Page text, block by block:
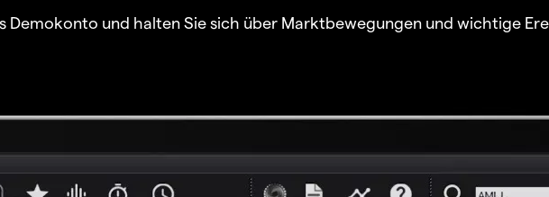
Demokonto und halten Sie sich über Marktbewegungen und wichtige